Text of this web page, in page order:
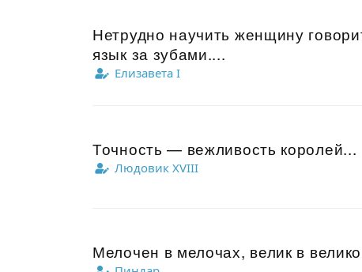
Нетрудно научить женщину
язык за зубами....
Елизавета I
Точность — вежливость королей...
Людовик XVIII
Мелочен в мелочах, велик в